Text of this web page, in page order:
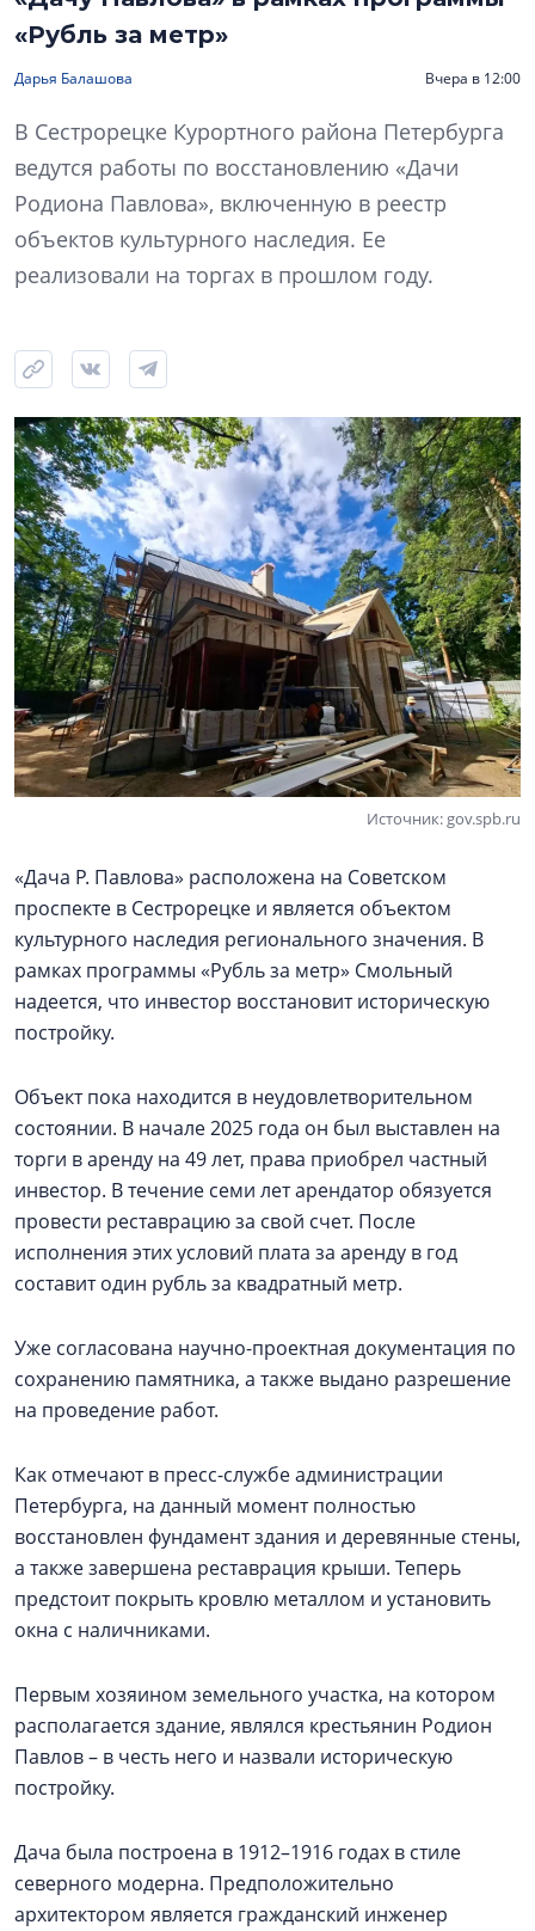
«Рубль за метр»
Дарья Балашова Вчера в 12:00
В Сестрорецке Курортного района Петербурга
ведутся работы по восстановлению «Дачи
Родиона Павлова», включенную в реестр
объектов культурного наследия. Ее
реализовали на торгах в прошлом году.
Источник: gov.spb.ru
«Дача Р. Павлова» расположена на Советском
проспекте в Сестрорецке и является объектом
культурного наследия регионального значения. В
рамках программы «Рубль за метр» Смольный
надеется, что инвестор восстановит историческую
постройку.
Объект пока находится в неудовлетворительном
состоянии. В начале 2025 года он был выставлен на
торги в аренду на 49 лет, права приобрел частный
инвестор. В течение семи лет арендатор обязуется
провести реставрацию за свой счет. После
исполнения этих условий плата за аренду в год
составит один рубль за квадратный метр.
Уже согласована научно-проектная документация по
сохранению памятника, а также выдано разрешение
на проведение работ.
Как отмечают в пресс-службе администрации
Петербурга, на данный момент полностью
восстановлен фундамент здания и деревянные стены,
а также завершена реставрация крыши. Теперь
предстоит покрыть кровлю металлом и установить
окна с наличниками.
Первым хозяином земельного участка, на котором
располагается здание, являлся крестьянин Родион
Павлов – в честь него и назвали историческую
постройку.
Дача была построена в 1912–1916 годах в стиле
северного модерна. Предположительно
архитектором является гражданский инженер